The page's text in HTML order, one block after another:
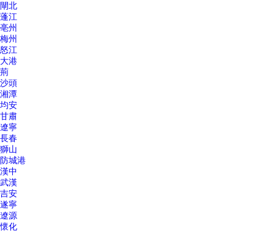
閘北
蓬江
亳州
梅州
怒江
大港
荊
沙頭
湘潭
均安
甘肅
遼寧
長春
獅山
防城港
漢中
武漢
吉安
遂寧
遼源
懷化